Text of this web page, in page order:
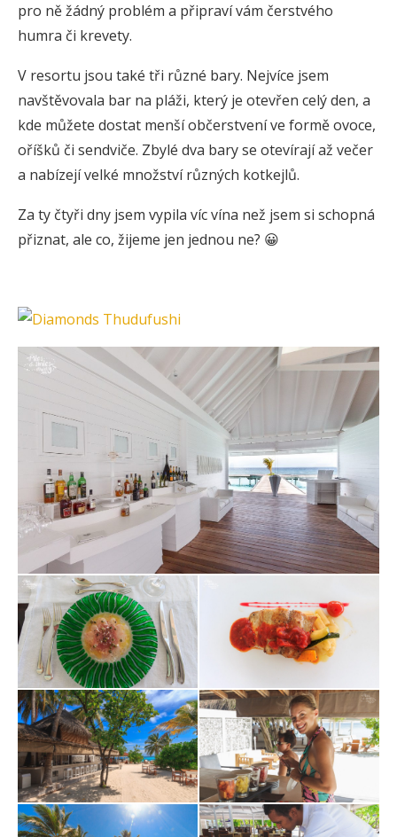
pro ně žádný problém a připraví vám čerstvého
humra či krevety.
V resortu jsou také tři různé bary. Nejvíce jsem
navštěvovala bar na pláži, který je otevřen celý den, a
kde můžete dostat menší občerstvení ve formě ovoce,
oříšků či sendviče. Zbylé dva bary se otevírají až večer
a nabízejí velké množství různých kotkejlů.
Za ty čtyři dny jsem vypila víc vína než jsem si schopná
přiznat, ale co, žijeme jen jednou ne? 😀